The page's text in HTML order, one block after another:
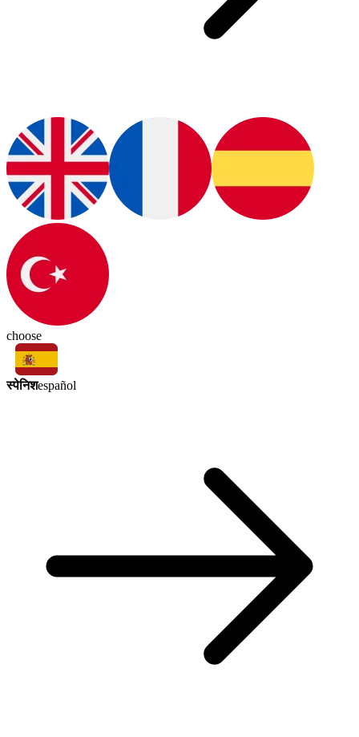
choose
स्पेनिशespañol